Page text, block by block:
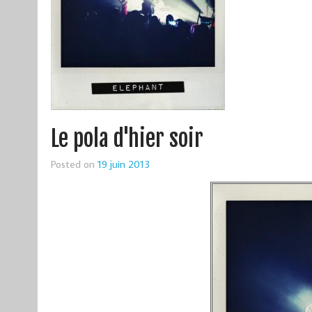
Le pola d'hier soir
Posted on 19 juin 2013